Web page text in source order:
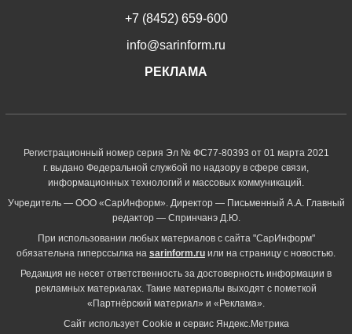
+7 (8452) 659-600
info@sarinform.ru
РЕКЛАМА
Регистрационный номер серия Эл № ФС77-80393 от 01 марта 2021
г. выдано Федеральной службой по надзору в сфере связи,
информационных технологий и массовых коммуникаций.
Учредитель — ООО «СарИнформ». Директор — Письменный А.А. Главный
редактор — Спринчанэ Д.Ю.
При использовании любых материалов с сайта "СарИнформ"
обязательна гиперссылка на sarinform.ru или на страницу с новостью.
Редакция не несет ответственность за достоверность информации в
рекламных материалах. Такие материалы выходят с пометкой
«Партнёрский материал» и «Реклама».
Сайт использует Cookie и сервиc Яндекс.Метрика